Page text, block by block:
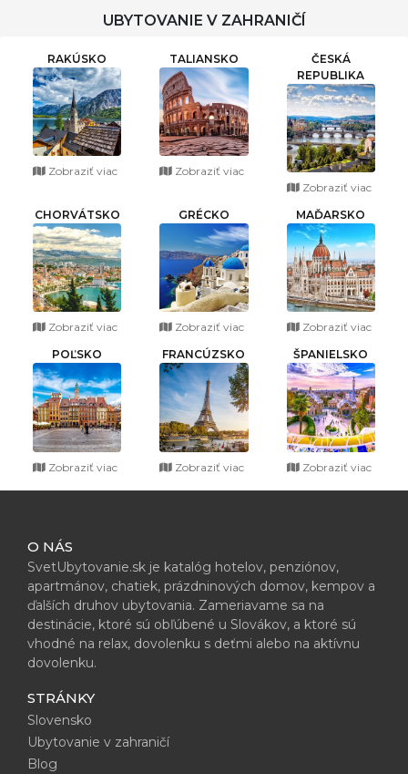
UBYTOVANIE V ZAHRANIČÍ
RAKÚSKO
Zobraziť viac
TALIANSKO
Zobraziť viac
ČESKÁ
REPUBLIKA
Zobraziť viac
CHORVÁTSKO
Zobraziť viac
GRÉCKO
Zobraziť viac
MAĎARSKO
Zobraziť viac
POĽSKO
Zobraziť viac
FRANCÚZSKO
Zobraziť viac
ŠPANIELSKO
Zobraziť viac
O NÁS
SvetUbytovanie.sk je katalóg hotelov, penziónov,
apartmánov, chatiek, prázdninových domov, kempov a
ďalších druhov ubytovania. Zameriavame sa na
destinácie, ktoré sú obľúbené u Slovákov, a ktoré sú
vhodné na relax, dovolenku s deťmi alebo na aktívnu
dovolenku.
STRÁNKY
Slovensko
Ubytovanie v zahraničí
Blog